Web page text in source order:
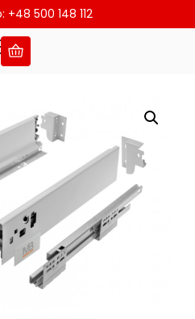
500 148 112